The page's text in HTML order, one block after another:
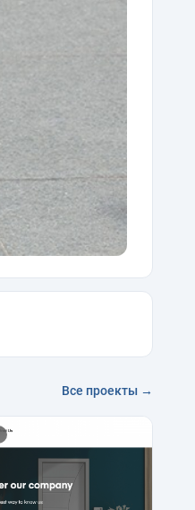
Все проекты →